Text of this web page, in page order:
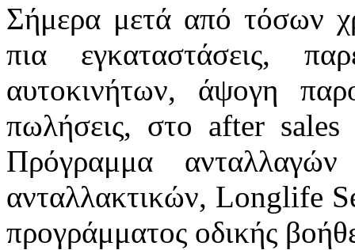
Σήμερα μετά από τόσων
πια εγκαταστάσεις,
αυτοκινήτων, άψογη
πωλήσεις, στο after sales
Πρόγραμμα
ανταλλακτικών, Longlife
προγράμματος οδικής